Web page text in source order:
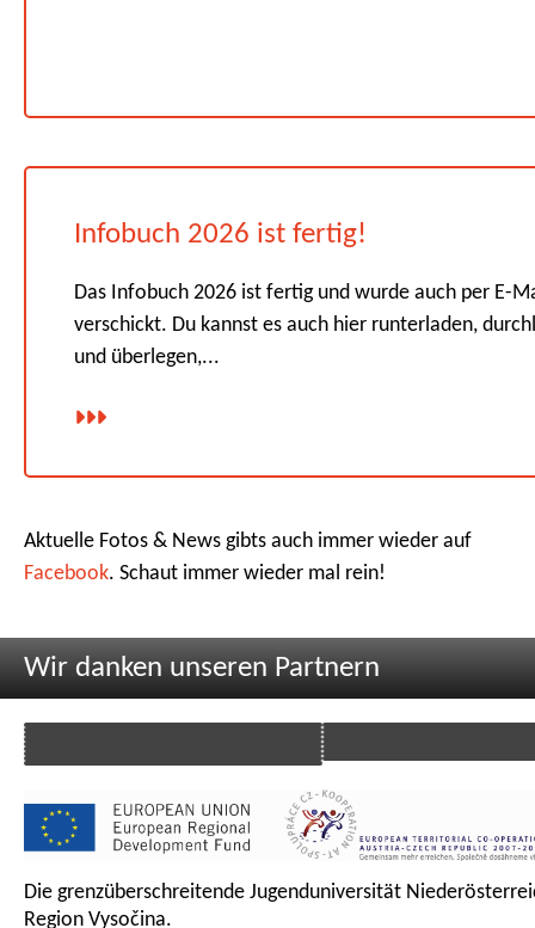
Infobuch 2026 ist fertig!
Das Infobuch 2026 ist fertig und wurde auch per E-
verschickt. Du kannst es auch hier runterladen,
und überlegen,...
Aktuelle Fotos & News gibts auch immer wieder auf
Facebook. Schaut immer wieder mal rein!
Wir danken unseren Partnern
Die grenzüberschreitende Jugenduniversität
Region Vysočina.